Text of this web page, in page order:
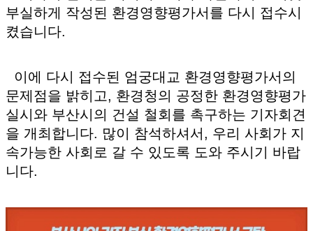
부실하게 작성된 환경영향평가서를 다시 접수시
켰습니다.
이에 다시 접수된 엄궁대교 환경영향평가서의
문제점을 밝히고, 환경청의 공정한 환경영향평가
실시와 부산시의 건설 철회를 촉구하는 기자회견
을 개최합니다. 많이 참석하셔서, 우리 사회가 지
속가능한 사회로 갈 수 있도록 도와 주시기 바랍
니다.